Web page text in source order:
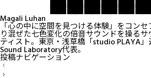
Magali Luhan
「心の中に空間を見つける体験」をコン
り混ぜた七色変化の倍音サウンドを操るサ
ティスト。東京・浅草橋「studio PLAYA
Sound Laboratory代表。
投稿ナビゲーション